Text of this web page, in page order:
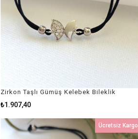
Zirkon Taşlı Gümüş Kelebek Bileklik
₺1.907,40
Ücretsiz Kargo